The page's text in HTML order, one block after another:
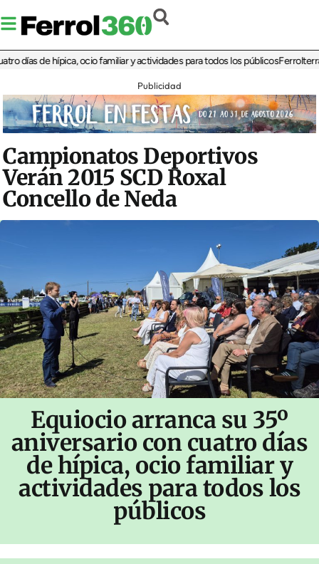
de hípica, ocio familiar y actividades para todos los públicosFerrolterra
Publicidad
Campionatos Deportivos
Verán 2015 SCD Roxal
Concello de Neda
Equiocio arranca su 35º
aniversario con cuatro días
de hípica, ocio familiar y
actividades para todos los
públicos